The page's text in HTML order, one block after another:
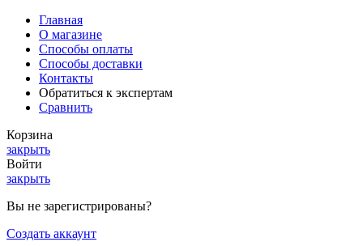
Главная
О магазине
Способы оплаты
Способы доставки
Контакты
Обратиться к экспертам
Сравнить
Корзина
закрыть
Войти
закрыть
Вы не зарегистрированы?
Создать аккаунт